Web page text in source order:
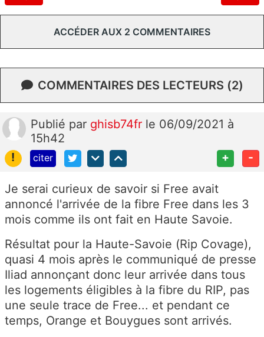
ACCÉDER AUX 2 COMMENTAIRES
COMMENTAIRES DES LECTEURS (2)
Publié par ghisb74fr le 06/09/2021 à
15h42
!
citer + -
Je serai curieux de savoir si Free avait
annoncé l'arrivée de la fibre Free dans les 3
mois comme ils ont fait en Haute Savoie.
Résultat pour la Haute-Savoie (Rip Covage),
quasi 4 mois après le communiqué de presse
Iliad annonçant donc leur arrivée dans tous
les logements éligibles à la fibre du RIP, pas
une seule trace de Free... et pendant ce
temps, Orange et Bouygues sont arrivés.